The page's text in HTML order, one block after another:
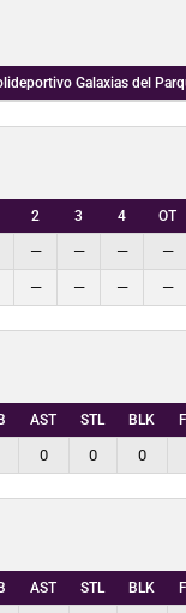
Galaxias del
2 3 4 OT
— — — —
— — — —
AST STL BLK
0 0 0
AST STL BLK